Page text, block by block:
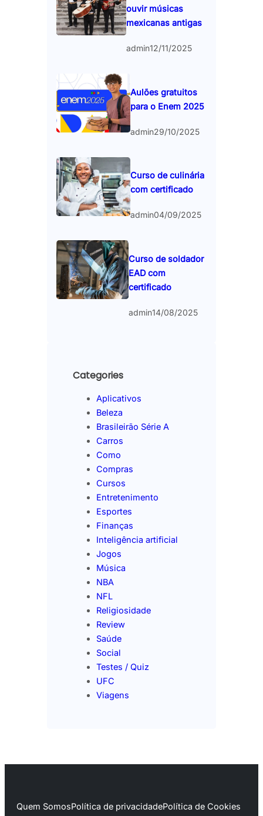
ouvir músicas
mexicanas antigas
admin12/11/2025
Aulões gratuitos
para o Enem 2025
admin29/10/2025
Curso de culinária
com certificado
admin04/09/2025
Curso de soldador
EAD com
certificado
admin14/08/2025
Categories
Aplicativos
Beleza
Brasileirão Série A
Carros
Como
Compras
Cursos
Entretenimento
Esportes
Finanças
Inteligência artificial
Jogos
Música
NBA
NFL
Religiosidade
Review
Saúde
Social
Testes / Quiz
UFC
Viagens
Quem SomosPolítica de privacidadePolítica de Cookies